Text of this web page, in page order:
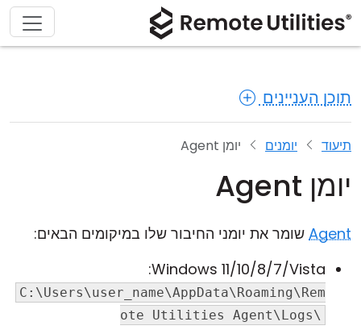
תוכן העניינים
תיעוד יומנים יומן Agent
יומן Agent
Agent שומר את יומני החיבור שלו במיקומים הבאים:
Windows 11/10/8/7/Vista:
C:\Users\user_name\AppData\Roaming\Rem
ote Utilities Agent\Logs\